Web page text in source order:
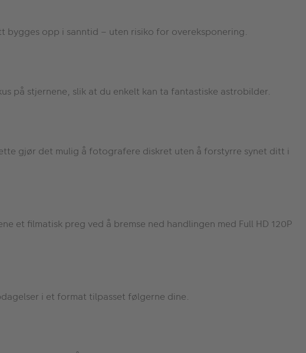
bygges opp i sanntid – uten risiko for overeksponering.
på stjernene, slik at du enkelt kan ta fantastiske astrobilder.
gjør det mulig å fotografere diskret uten å forstyrre synet ditt i
et filmatisk preg ved å bremse ned handlingen med Full HD 120P
i et format tilpasset følgerne dine.